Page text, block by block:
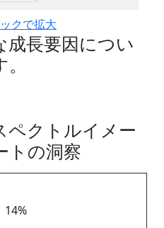
クで拡大
成長要因につい
ペクトルイメー
トの洞察
14%